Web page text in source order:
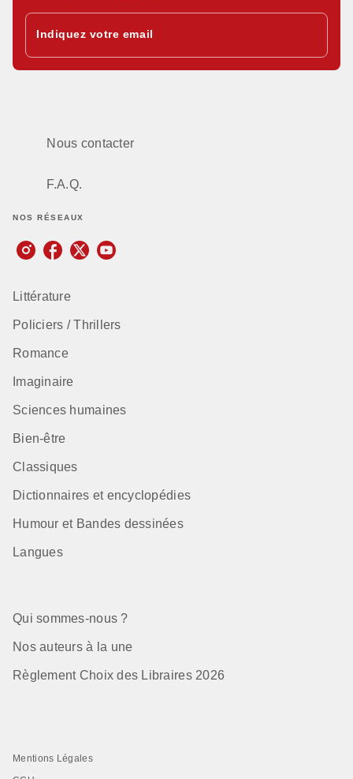
Indiquez votre email
Nous contacter
F.A.Q.
NOS RÉSEAUX
Littérature
Policiers / Thrillers
Romance
Imaginaire
Sciences humaines
Bien-être
Classiques
Dictionnaires et encyclopédies
Humour et Bandes dessinées
Langues
Qui sommes-nous ?
Nos auteurs à la une
Règlement Choix des Libraires 2026
Mentions Légales